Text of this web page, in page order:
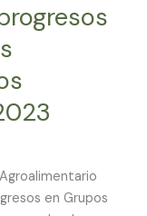
en Grupos